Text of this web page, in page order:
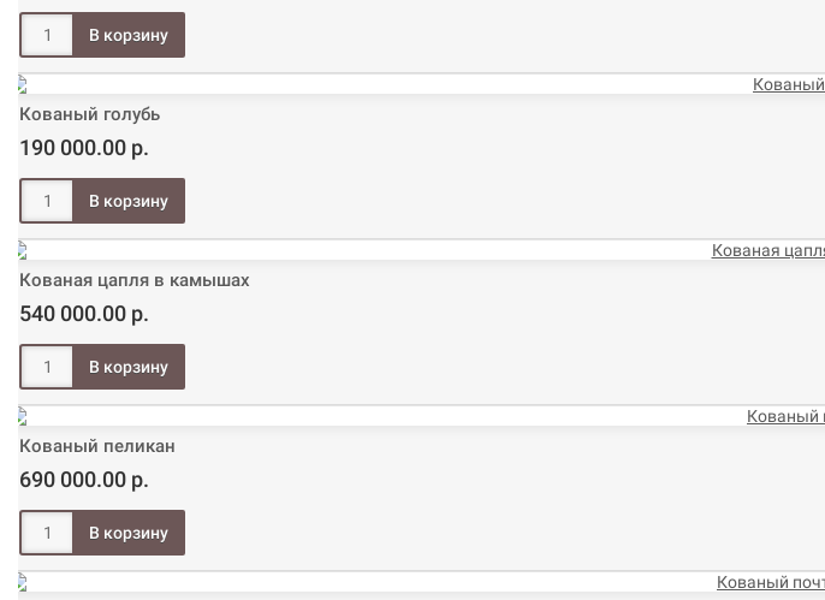
Кованый голубь
190 000.00 р.
Кованая цапля в камышах
540 000.00 р.
Кованый пеликан
690 000.00 р.